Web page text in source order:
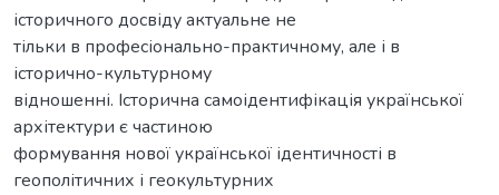
історичного досвіду актуальне не
тільки в професіонально-практичному, але і в
історично-культурному
відношенні. Історична самоідентифікація української
архітектури є частиною
формування нової української ідентичності в
геополітичних і геокультурних